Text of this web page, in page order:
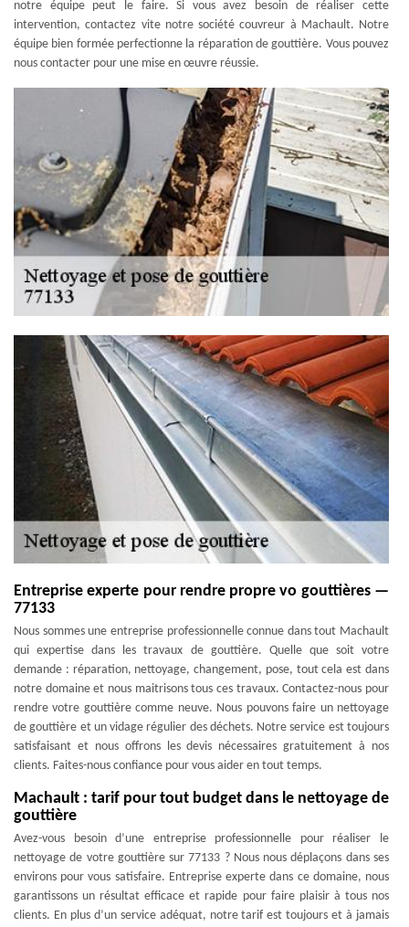
notre équipe peut le faire. Si vous avez besoin de réaliser cette
intervention, contactez vite notre société couvreur à Machault. Notre
équipe bien formée perfectionne la réparation de gouttière. Vous pouvez
nous contacter pour une mise en œuvre réussie.
Entreprise experte pour rendre propre vo gouttières —
77133
Nous sommes une entreprise professionnelle connue dans tout Machault
qui expertise dans les travaux de gouttière. Quelle que soit votre
demande : réparation, nettoyage, changement, pose, tout cela est dans
notre domaine et nous maitrisons tous ces travaux. Contactez-nous pour
rendre votre gouttière comme neuve. Nous pouvons faire un nettoyage
de gouttière et un vidage régulier des déchets. Notre service est toujours
satisfaisant et nous offrons les devis nécessaires gratuitement à nos
clients. Faites-nous confiance pour vous aider en tout temps.
Machault : tarif pour tout budget dans le nettoyage de
gouttière
Avez-vous besoin d’une entreprise professionnelle pour réaliser le
nettoyage de votre gouttière sur 77133 ? Nous nous déplaçons dans ses
environs pour vous satisfaire. Entreprise experte dans ce domaine, nous
garantissons un résultat efficace et rapide pour faire plaisir à tous nos
clients. En plus d’un service adéquat, notre tarif est toujours et à jamais